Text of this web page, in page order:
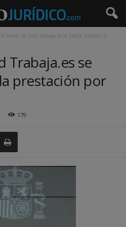
A Través de Red Trabaja.es se podrá solicitar la
Trabaja.es se
prestación por
179